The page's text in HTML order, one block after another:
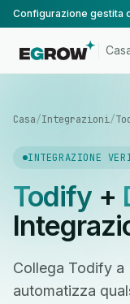
Casa/Integrazioni/
INTEGRAZIONE
Todify+
Collega Todify a
automatizza